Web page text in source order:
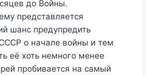
до Войны.
представляется
шанс предупредить
о начале войны и тем
её хоть немного менее
пробивается на самый